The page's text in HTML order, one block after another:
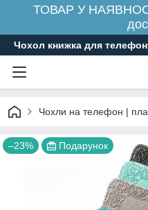
ТОВАР У
Чохол книжка для
Чохли на телефон |
–23% Подарунок